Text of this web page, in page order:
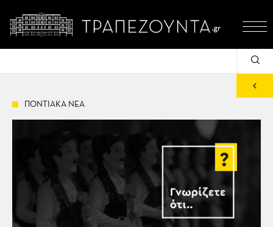
ΠΟΝΤΙΑΚΑ ΝΕΑ